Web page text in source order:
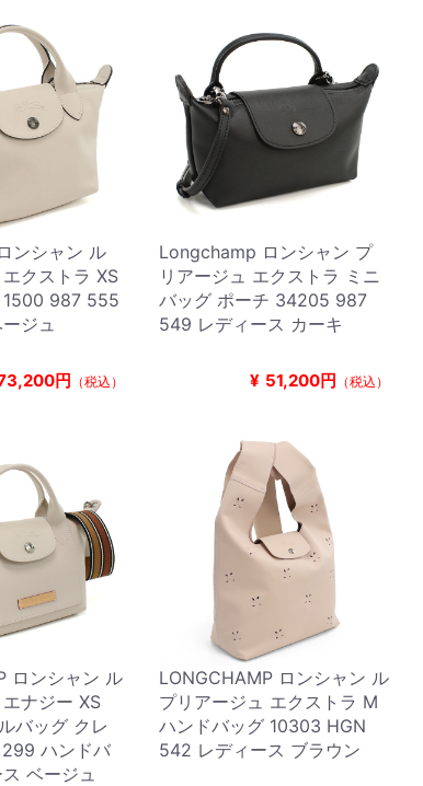
ンシャン ル
クストラ XS
1500 987 555
ジュ
円 （税込）
Longchamp ロンシャン プ
リアージュ エクストラ ミニ
バッグ ポーチ 34205 987
549 レディース カーキ
¥ 51,200円 （税込）
ロンシャン ル
ナジー XS
バッグ クレ
ハンドバ
ベージュ
LONGCHAMP ロンシャン ル
プリアージュ エクストラ M
ハンドバッグ 10303 HGN
542 レディース ブラウン